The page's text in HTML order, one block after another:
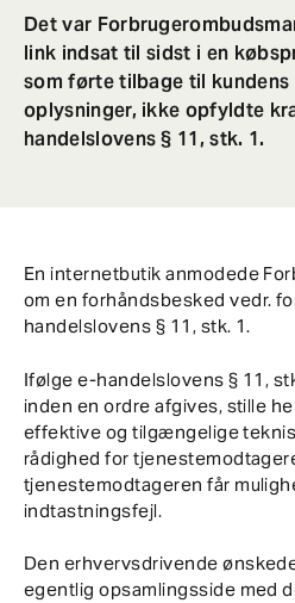
Det var
link indsat til sidst i en
som førte tilbage til kundens
oplysninger, ikke opfyldte
handelslovens § 11, stk. 1.
En internetbutik anmodede
om en forhåndsbesked vedr.
handelslovens § 11, stk. 1.
Ifølge e-handelslovens § 11,
inden en ordre afgives, stille
effektive og tilgængelige
rådighed for
tjenestemodtageren får
indtastningsfejl.
Den erhvervsdrivende
egentlig opsamlingsside med